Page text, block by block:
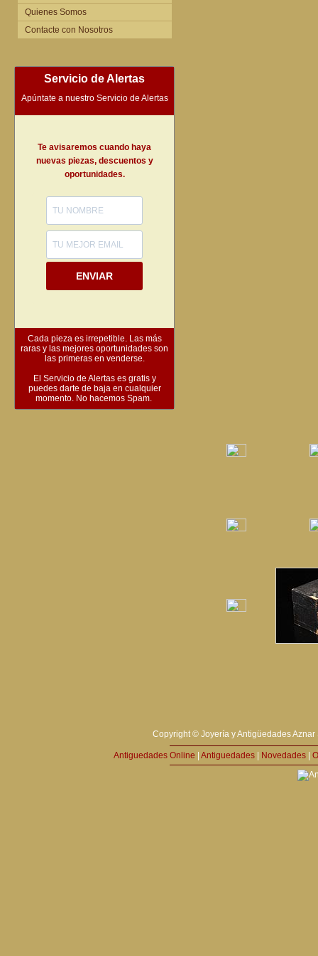
Quienes Somos
Contacte con Nosotros
Servicio de Alertas
Apúntate a nuestro Servicio de Alertas
Te avisaremos cuando haya
nuevas piezas, descuentos y
oportunidades.
ENVIAR
Cada pieza es irrepetible. Las más
raras y las mejores oportunidades son
las primeras en venderse.
El Servicio de Alertas es gratis y
puedes darte de baja en cualquier
momento. No hacemos Spam.
Copyright © Joyería y Antigüedades
Antiguedades Online Antiguedades Novedades